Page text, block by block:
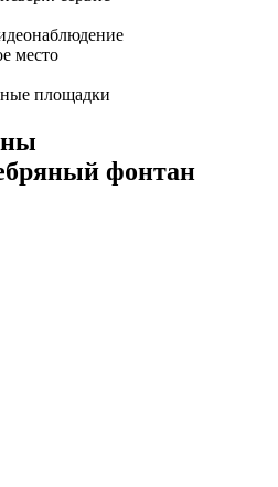
место
площадки
фонтан